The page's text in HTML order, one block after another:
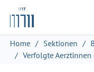
Zum Hauptinhalt springen
Skip to page footer
Sie sind hier:
Home Sektionen
Verfolgte Aerztinnen